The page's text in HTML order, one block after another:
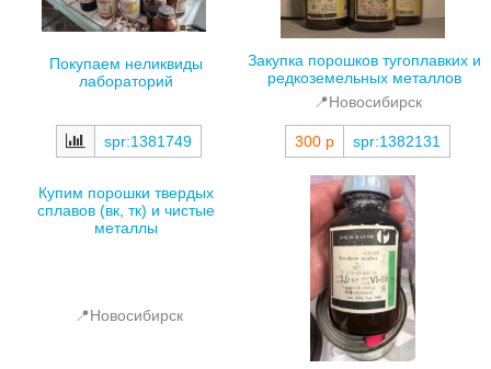
Покупаем неликвиды
лабораторий
spr:1381749
Закупка порошков тугоплавких и
редкоземельных металлов
📍Новосибирск
300 р spr:1382131
Купим порошки твердых
сплавов (вк, тк) и чистые
металлы
📍Новосибирск